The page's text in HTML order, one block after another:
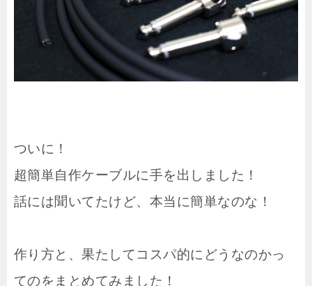
ついに！
超簡単自作ケーブルに手を出しました！
話には聞いてたけど、本当に簡単なのな！
作り方と、果たしてコスパ的にどうなのかっ
てのをまとめてみました！